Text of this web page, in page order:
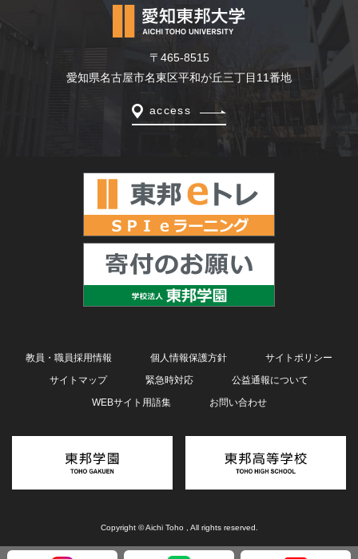
〒465-8515
愛知県名古屋市名東区平和が丘三丁目11番地
access
教員・職員採用情報 個人情報保護方針
サイトポリシー
サイトマップ
緊急時対応
公益通報について
WEBサイト用語集
お問い合わせ
Copyright © Aichi Toho , All rights reserved.